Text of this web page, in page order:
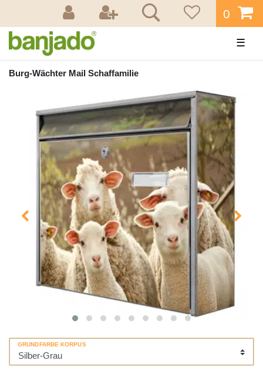
0
☰
Burg-Wächter Mail Schaffamilie
GRUNDFARBE KORPUS